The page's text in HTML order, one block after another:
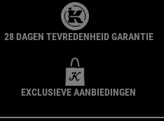
28 DAGEN TEVREDENHEID GARANTIE
EXCLUSIEVE AANBIEDINGEN